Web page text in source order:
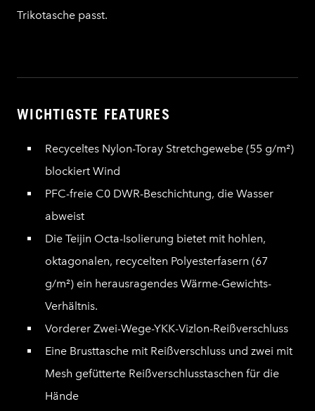
Trikotasche passt.
WICHTIGSTE FEATURES
Recyceltes Nylon-Toray Stretchgewebe (55 g/m²)
blockiert Wind
PFC-freie C0 DWR-Beschichtung, die Wasser
abweist
Die Teijin Octa-Isolierung bietet mit hohlen,
oktagonalen, recycelten Polyesterfasern (67
g/m²) ein herausragendes Wärme-Gewichts-
Verhältnis.
Vorderer Zwei-Wege-YKK-Vizlon-Reißverschluss
Eine Brusttasche mit Reißverschluss und zwei mit
Mesh gefütterte Reißverschlusstaschen für die
Hände